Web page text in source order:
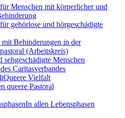
Menschen mit körperlicher und
gehörlose und hörgeschädigte
mit Behinderungen in der
(Arbeitskreis)
sehgeschädigte Menschen
Caritasverbandes
Queere Vielfalt
queere Pastoral
In allen Lebensphasen